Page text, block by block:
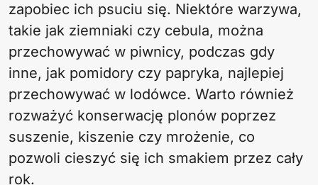
zapobiec ich psuciu się. Niektóre warzywa,
takie jak ziemniaki czy cebula, można
przechowywać w piwnicy, podczas gdy
inne, jak pomidory czy papryka, najlepiej
przechowywać w lodówce. Warto również
rozważyć konserwację plonów poprzez
suszenie, kiszenie czy mrożenie, co
pozwoli cieszyć się ich smakiem przez cały
rok.